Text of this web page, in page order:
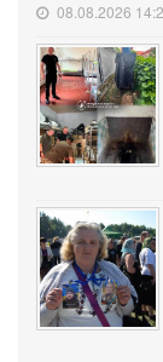
08.08.2026